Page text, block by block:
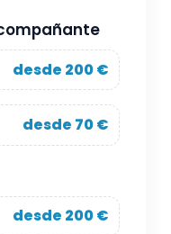
desde 200 €
desde 70 €
desde 200 €